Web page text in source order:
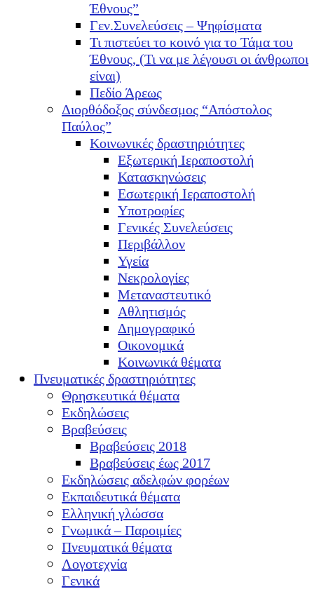
Έθνους”
Γεν.Συνελεύσεις – Ψηφίσματα
Τι πιστεύει το κοινό για το Τάμα του
Έθνους, (Τι να με λέγουσι οι άνθρωποι
είναι)
Πεδίο Άρεως
Διορθόδοξος σύνδεσμος “Απόστολος
Παύλος”
Κοινωνικές δραστηριότητες
Εξωτερική Ιεραποστολή
Κατασκηνώσεις
Εσωτερική Ιεραποστολή
Υποτροφίες
Γενικές Συνελεύσεις
Περιβάλλον
Υγεία
Νεκρολογίες
Μεταναστευτικό
Αθλητισμός
Δημογραφικό
Οικονομικά
Κοινωνικά θέματα
Πνευματικές δραστηριότητες
Θρησκευτικά θέματα
Εκδηλώσεις
Βραβεύσεις
Βραβεύσεις 2018
Βραβεύσεις έως 2017
Εκδηλώσεις αδελφών φορέων
Εκπαιδευτικά θέματα
Ελληνική γλώσσα
Γνωμικά – Παροιμίες
Πνευματικά θέματα
Λογοτεχνία
Γενικά